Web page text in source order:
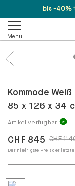
bis -40%
Menü
Kommode
85 x 126 x 34
Artikel verfügbar
CHF
CHF 845
Der niedrigste Preis der